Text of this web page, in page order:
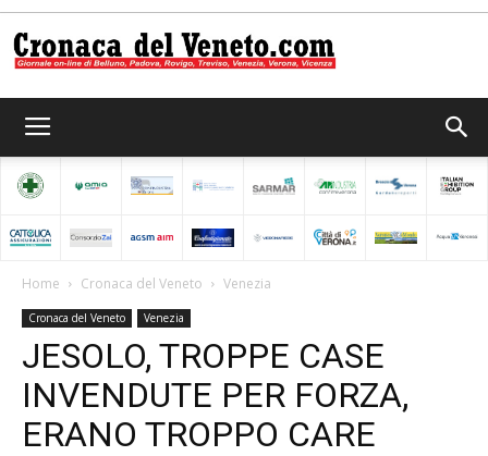
del
Home Cronaca del Veneto Venezia
Cronaca del Veneto Venezia
JESOLO, TROPPE CASE
INVENDUTE PER FORZA,
ERANO TROPPO CARE